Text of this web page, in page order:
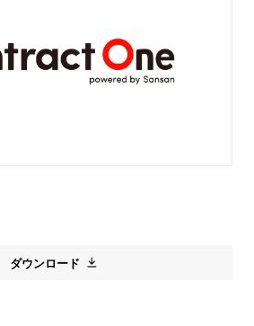
ダウンロード